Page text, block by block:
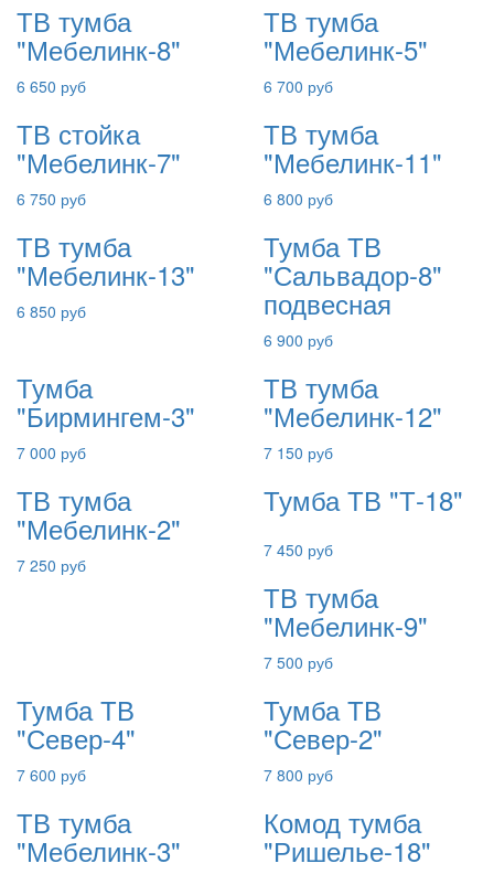
ТВ тумба
"Мебелинк-8"
6 650 руб
ТВ тумба
"Мебелинк-5"
6 700 руб
ТВ стойка
"Мебелинк-7"
6 750 руб
ТВ тумба
"Мебелинк-11"
6 800 руб
ТВ тумба
"Мебелинк-13"
6 850 руб
Тумба ТВ
"Сальвадор-8"
подвесная
6 900 руб
Тумба
"Бирмингем-3"
7 000 руб
ТВ тумба
"Мебелинк-12"
7 150 руб
ТВ тумба
"Мебелинк-2"
7 250 руб
Тумба ТВ "Т-18"
7 450 руб
ТВ тумба
"Мебелинк-9"
7 500 руб
Тумба ТВ
"Север-4"
7 600 руб
Тумба ТВ
"Север-2"
7 800 руб
ТВ тумба
"Мебелинк-3"
Комод тумба
"Ришелье-18"